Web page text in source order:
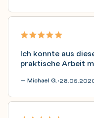
Ich konnte aus
praktische Arbeit
— Michael G.•